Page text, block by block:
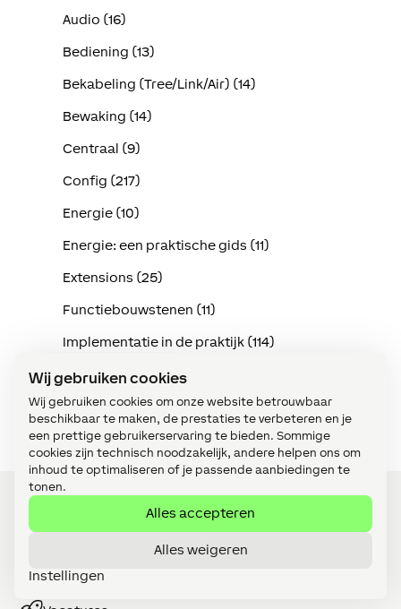
Wij gebruiken cookies
Wij gebruiken cookies om onze website betrouwbaar
beschikbaar te maken, de prestaties te verbeteren en je
een prettige gebruikerservaring te bieden. Sommige
cookies zijn technisch noodzakelijk, andere helpen ons om
inhoud te optimaliseren of je passende aanbiedingen te
tonen.
Alles accepteren
Alles weigeren
Instellingen
Audio (16)
Bediening (13)
Bekabeling (Tree/Link/Air) (14)
Bewaking (14)
Centraal (9)
Config (217)
Energie (10)
Energie: een praktische gids (11)
Extensions (25)
Functiebouwstenen (11)
Implementatie in de praktijk (114)
Intercom (3)
Klimaat (15)
Webshop